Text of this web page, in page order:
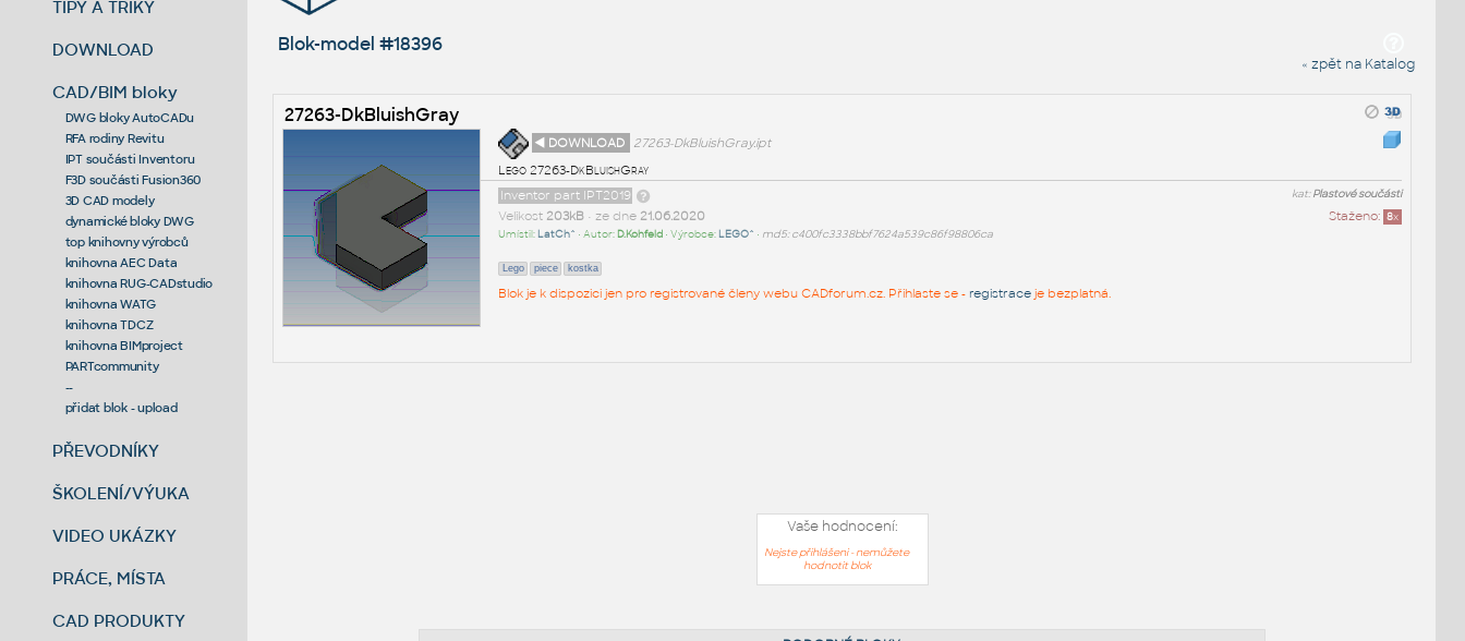
TIPY A TRIKY
DOWNLOAD
CAD/BIM bloky
DWG bloky AutoCADu
RFA rodiny Revitu
IPT součásti Inventoru
F3D součásti Fusion360
3D CAD modely
dynamické bloky DWG
top knihovny výrobců
knihovna AEC Data
knihovna RUG-CADstudio
knihovna WATG
knihovna TDCZ
knihovna BIMproject
PARTcommunity
--
přidat blok - upload
PŘEVODNÍKY
ŠKOLENÍ/VÝUKA
VIDEO UKÁZKY
PRÁCE, MÍSTA
CAD PRODUKTY
Blok-model #18396
« zpět na Katalog
27263-DkBluishGray
◄ DOWNLOAD
27263-DkBluishGray.ipt
Lego 27263-DkBluishGray
kat:Plastové součásti
Inventor part IPT2019
Staženo: 8x
Velikost 203kB• ze dne 21.06.2020
Umístil: LatCh^ • Autor: D.Kohfeld• Výrobce: LEGO^ • md5: c400fc3338bbf7624a539c86f98806ca
Lego piece kostka
Blok je k dispozici jen pro registrované členy webu CADforum.cz. Přihlaste se - registraceje bezplatná.
Vaše hodnocení:
Nejste přihlášeni - nemůžete
hodnotit blok